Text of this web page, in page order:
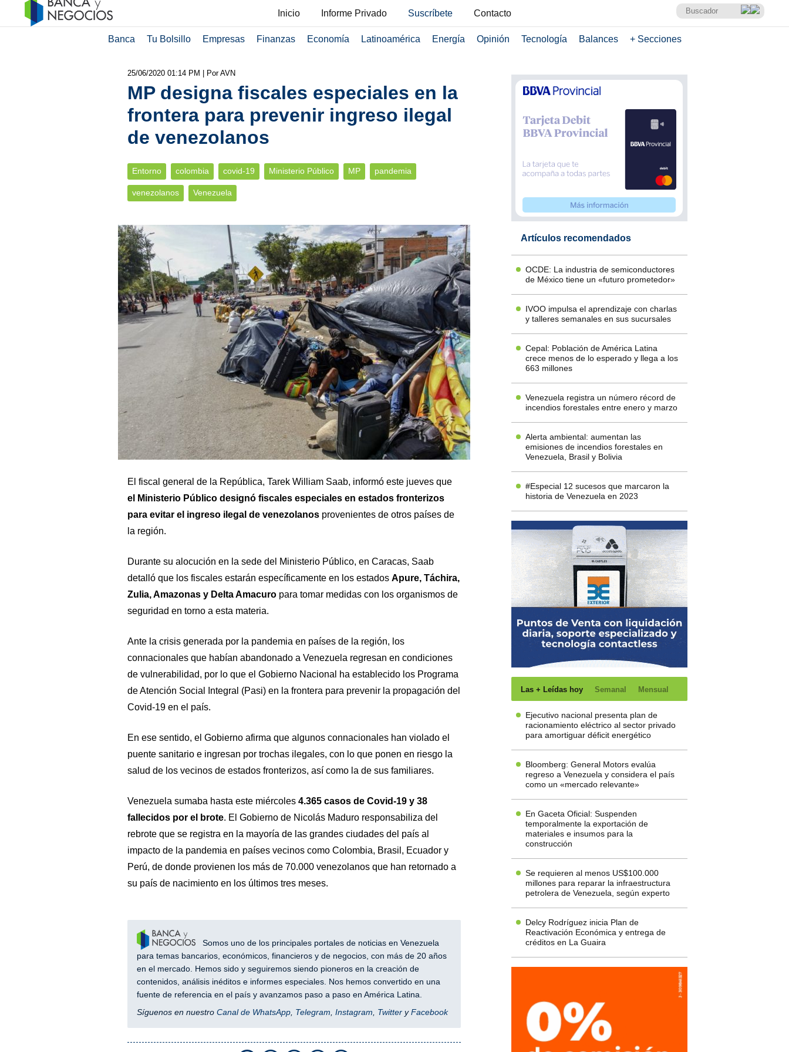
Inicio Informe Privado Suscríbete Contacto
Banca Tu Bolsillo Empresas Finanzas Economía Latinoamérica Energía Opinión Tecnología Balances + Secciones
25/06/2020 01:14 PM | Por AVN
MP designa fiscales especiales en la
frontera para prevenir ingreso ilegal
de venezolanos
Entorno colombia covid-19 Ministerio Público MP pandemia
venezolanos Venezuela
El fiscal general de la República, Tarek William Saab, informó este jueves que
el Ministerio Público designó fiscales especiales en estados fronterizos
para evitar el ingreso ilegal de venezolanosprovenientes de otros países de
la región.
Durante su alocución en la sede del Ministerio Público, en Caracas, Saab
detalló que los fiscales estarán específicamente en los estados Apure, Táchira,
Zulia, Amazonas y Delta Amacuropara tomar medidas con los organismos de
seguridad en torno a esta materia.
Ante la crisis generada por la pandemia en países de la región, los
connacionales que habían abandonado a Venezuela regresan en condiciones
de vulnerabilidad, por lo que el Gobierno Nacional ha establecido los Programa
de Atención Social Integral (Pasi) en la frontera para prevenir la propagación del
Covid-19 en el país.
En ese sentido, el Gobierno afirma que algunos connacionales han violado el
puente sanitario e ingresan por trochas ilegales, con lo que ponen en riesgo la
salud de los vecinos de estados fronterizos, así como la de sus familiares.
Venezuela sumaba hasta este miércoles 4.365 casos de Covid-19 y 38
fallecidos por el brote. El Gobierno de Nicolás Maduro responsabiliza del
rebrote que se registra en la mayoría de las grandes ciudades del país al
impacto de la pandemia en países vecinos como Colombia, Brasil, Ecuador y
Perú, de donde provienen los más de 70.000 venezolanos que han retornado a
su país de nacimiento en los últimos tres meses.
Somos uno de los principales portales de noticias en Venezuela
para temas bancarios, económicos, financieros y de negocios, con más de 20 años
en el mercado. Hemos sido y seguiremos siendo pioneros en la creación de
contenidos, análisis inéditos e informes especiales. Nos hemos convertido en una
fuente de referencia en el país y avanzamos paso a paso en América Latina.
Síguenos en nuestro Canal de WhatsApp, Telegram, Instagram, TwitteryFacebook
Artículos recomendados
OCDE: La industria de semiconductores
de México tiene un «futuro prometedor»
IVOO impulsa el aprendizaje con charlas
y talleres semanales en sus sucursales
Cepal: Población de América Latina
crece menos de lo esperado y llega a los
663 millones
Venezuela registra un número récord de
incendios forestales entre enero y marzo
Alerta ambiental: aumentan las
emisiones de incendios forestales en
Venezuela, Brasil y Bolivia
#Especial 12 sucesos que marcaron la
historia de Venezuela en 2023
Las + Leídas hoy Semanal Mensual
Ejecutivo nacional presenta plan de
racionamiento eléctrico al sector privado
para amortiguar déficit energético
Bloomberg: General Motors evalúa
regreso a Venezuela y considera el país
como un «mercado relevante»
En Gaceta Oficial: Suspenden
temporalmente la exportación de
materiales e insumos para la
construcción
Se requieren al menos US$100.000
millones para reparar la infraestructura
petrolera de Venezuela, según experto
Delcy Rodríguez inicia Plan de
Reactivación Económica y entrega de
créditos en La Guaira